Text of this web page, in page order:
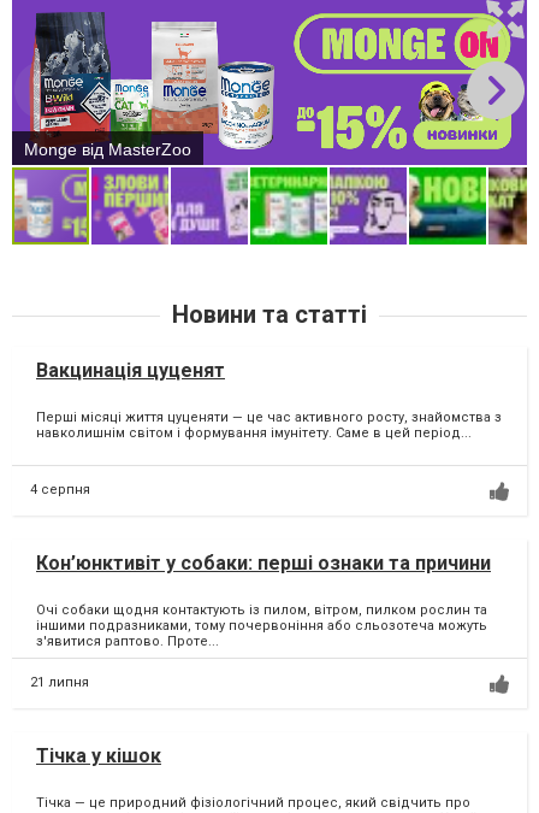
Monge від MasterZoo
Новини та статті
Вакцинація цуценят
Перші місяці життя цуценяти — це час активного росту, знайомства з
навколишнім світом і формування імунітету. Саме в цей період...
4 серпня
Кон’юнктивіт у собаки: перші ознаки та причини
Очі собаки щодня контактують із пилом, вітром, пилком рослин та
іншими подразниками, тому почервоніння або сльозотеча можуть
з'явитися раптово. Проте...
21 липня
Тічка у кішок
Тічка — це природний фізіологічний процес, який свідчить про